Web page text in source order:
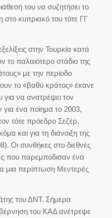
του να συζητήσει το
στο κυπριακό του τότε ΓΓ
στην Τουρκία κατά
το παλαιότερο στάδιο της
με την περίοδο
το «βαθύ κράτος» έκανε
για να ανατρέψει τον
ένα ποίημα το 2003,
τότε πρόεδρο Σεζέρ,
και για τη διάνοιξη της
Οι συνθήκες στο διεθνές
που παρεμπόδισαν ένα
μια περίπτωση Μεντερές
του ΔΝΤ. Σήμερα
του ΚΑΔ ανέτρεψε